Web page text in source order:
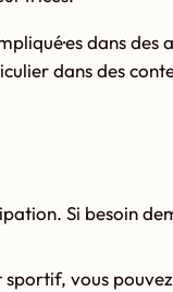
dans
dans des
Si besoin
vous